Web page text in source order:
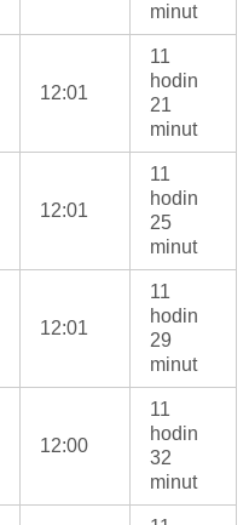
minut
12:01
11
hodin
21
minut
12:01
11
hodin
25
minut
12:01
11
hodin
29
minut
12:00
11
hodin
32
minut